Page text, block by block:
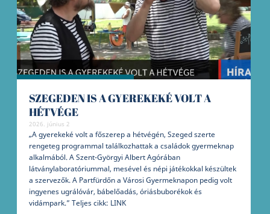
SZEGEDEN IS A GYEREKEKÉ VOLT A
HÉTVÉGE
2026. június 2
„A gyerekeké volt a főszerep a hétvégén, Szeged szerte
rengeteg programmal találkozhattak a családok gyermeknap
alkalmából. A Szent-Györgyi Albert Agórában
látványlaboratóriummal, mesével és népi játékokkal készültek
a szervezők. A Partfürdőn a Városi Gyermeknapon pedig volt
ingyenes ugrálóvár, bábelőadás, óriásbuborékok és
vidámpark.” Teljes cikk: LINK